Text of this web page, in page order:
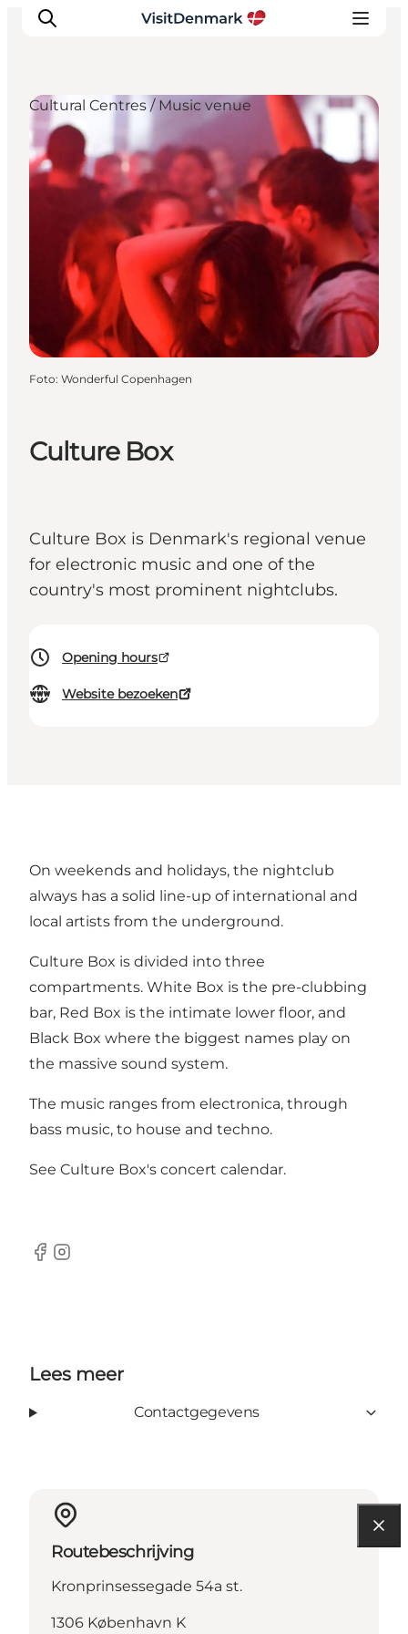
Inspiratie
Bestemmingen
Wat te doen
Accommodaties
Plan je reis
Culture Box
Culture Box is Denmark's regional venue
for electronic music and one of the
country's most prominent nightclubs.
Opening hours
Website bezoeken
Cultural Centres / Music venue
Foto: Wonderful Copenhagen
On weekends and holidays, the nightclub
always has a solid line-up of international and
local artists from the underground.
Culture Box is divided into three
compartments. White Box is the pre-clubbing
bar, Red Box is the intimate lower floor, and
Black Box where the biggest names play on
the massive sound system.
The music ranges from electronica, through
bass music, to house and techno.
See Culture Box's concert calendar.
Facebook
Instagram
Lees meer
Contactgegevens
Routebeschrijving
Kronprinsessegade 54a st.
1306 København K